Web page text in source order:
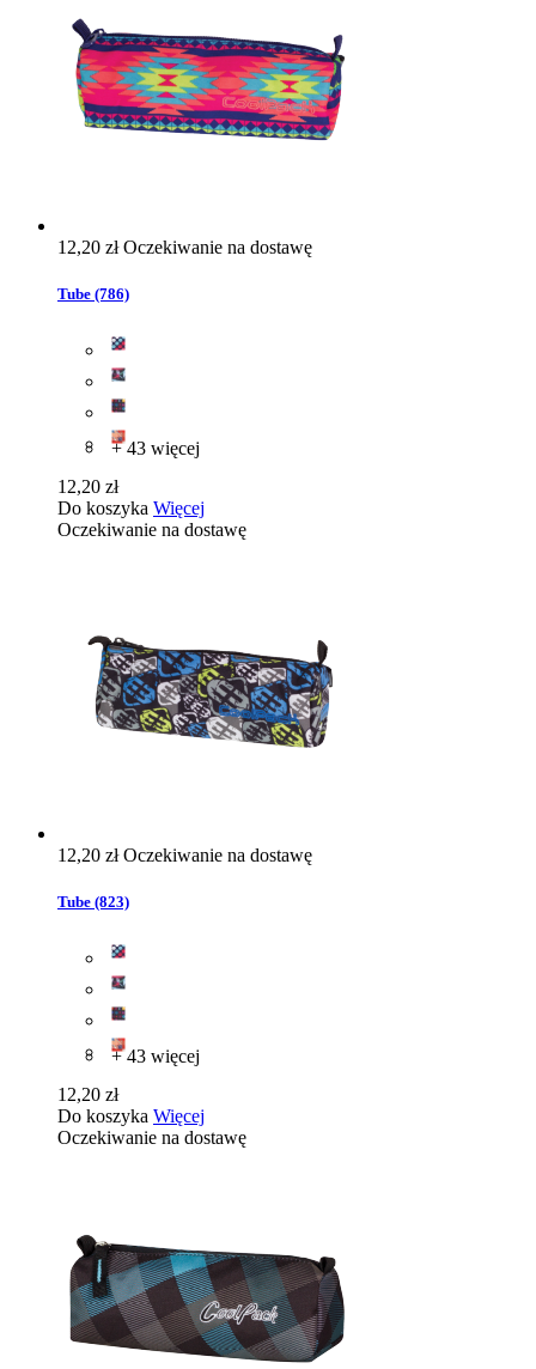
12,20 złOczekiwanie na dostawę
Tube (786)
+ 43 więcej
12,20 zł
Do koszyka Więcej
Oczekiwanie na dostawę
12,20 złOczekiwanie na dostawę
Tube (823)
+ 43 więcej
12,20 zł
Do koszyka Więcej
Oczekiwanie na dostawę